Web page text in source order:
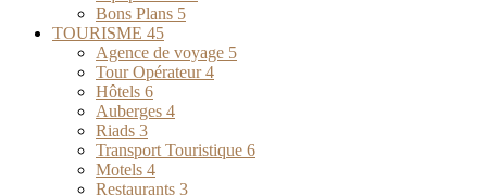
Bons Plans 5
TOURISME 45
Agence de voyage 5
Tour Opérateur4
Hôtels 6
Auberges 4
Riads 3
Transport Touristique 6
Motels 4
Restaurants 3